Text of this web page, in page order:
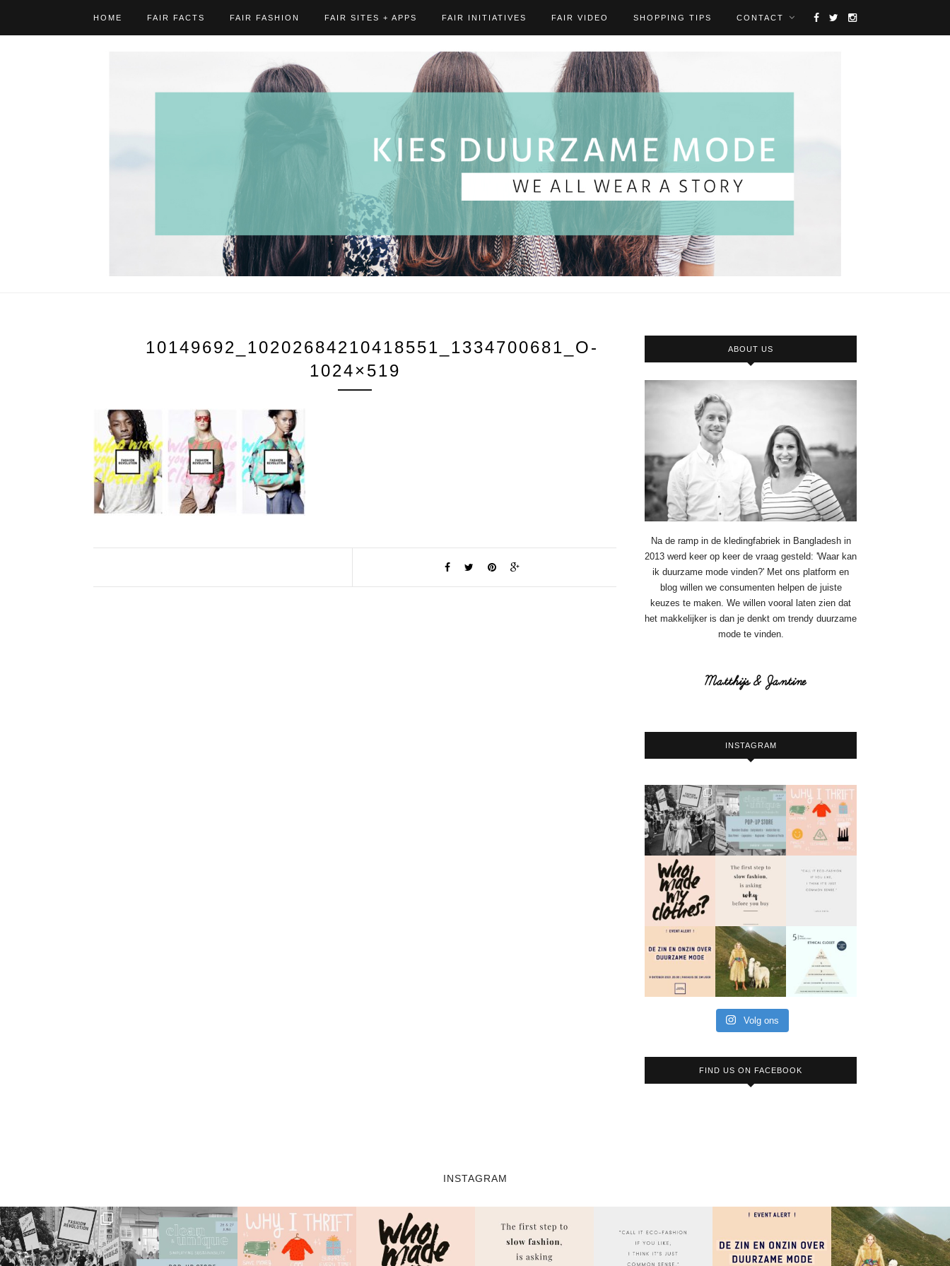
HOME FAIR FACTS FAIR FASHION FAIR SITES + APPS FAIR INITIATIVES FAIR VIDEO SHOPPING TIPS CONTACT
10149692_10202684210418551_1334700681_O-
1024×519
ABOUT US
Na de ramp in de kledingfabriek in Bangladesh in
2013 werd keer op keer de vraag gesteld: 'Waar kan
ik duurzame mode vinden?' Met ons platform en
blog willen we consumenten helpen de juiste
keuzes te maken. We willen vooral laten zien dat
het makkelijker is dan je denkt om trendy duurzame
mode te vinden.
INSTAGRAM
Volg ons
FIND US ON FACEBOOK
INSTAGRAM